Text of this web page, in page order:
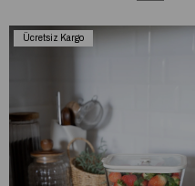
Ücretsiz Kargo